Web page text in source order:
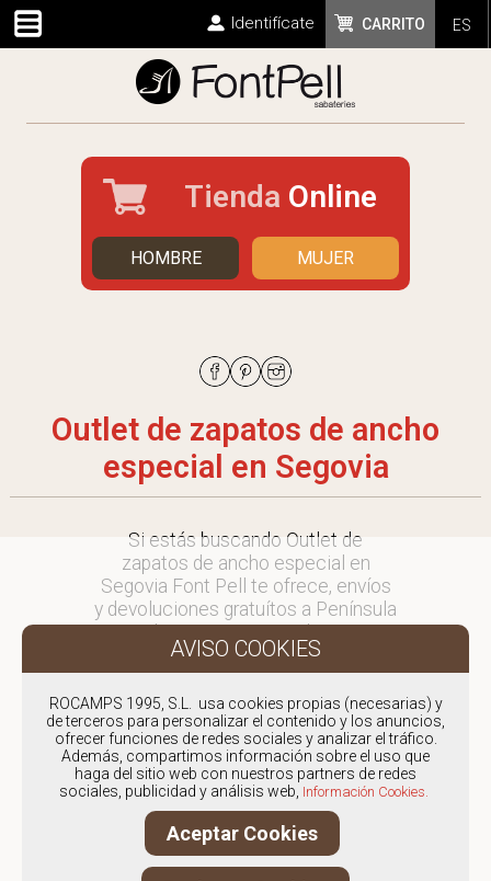
ES
CARRITO
Identifícate
Tienda Online
HOMBRE MUJER
Outlet de zapatos de ancho
especial en Segovia
Si estás buscando Outlet de
zapatos de ancho especial en
Segovia Font Pell te ofrece, envíos
y devoluciones gratuítos a Península
consultar
en comercial@fontpell.com.
Los envíos a Segovia gestionados
entre semana se entregarán en
menos de 48 horas; los pedidos
realizados en fin de semana, el
producto se enviará a partir del
lunes.
ROCAMPS 1995, S.L. usa cookies propias (necesarias) y
de terceros para personalizar el contenido y los anuncios,
ofrecer funciones de redes sociales y analizar el tráfico.
Además, compartimos información sobre el uso que
haga del sitio web con nuestros partners de redes
sociales, publicidad y análisis web, Información Cookies.
Aceptar Cookies